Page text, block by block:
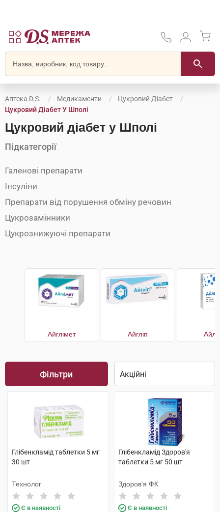
Аптека D.S. Медикаменти
Цукровий Діабет
Цукровий Діабет У Шполі
Цукровий діабет у Шполі
Підкатегорії
Галенові препарати
Інсуліни
Препарати від порушення обміну речовин
Цукрозамінники
Цукрознижуючі препарати
Айглімет Айгліп
Фільтри
Глібенкламід таблетки 5 мг
30 шт
Технолог
Є в наявності
Глібенкламід Здоров'я
таблетки 5 мг 50 шт
Здоров'я ФК
Є в наявності